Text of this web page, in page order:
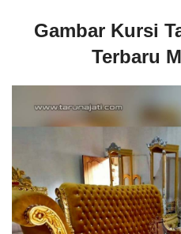
Gambar Kursi
Terbaru